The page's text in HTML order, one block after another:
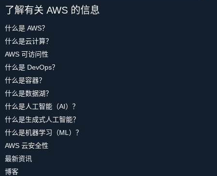
了解有关 AWS 的信息
什么是 AWS？
什么是云计算？
AWS 可访问性
什么是 DevOps？
什么是容器？
什么是数据湖？
什么是人工智能（AI）？
什么是生成式人工智能？
什么是机器学习（ML）？
AWS 云安全性
最新资讯
博客